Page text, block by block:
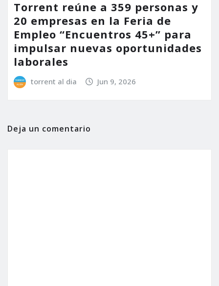
Torrent reúne a 359 personas y
20 empresas en la Feria de
Empleo “Encuentros 45+” para
impulsar nuevas oportunidades
laborales
torrent al dia Jun 9, 2026
Deja un comentario